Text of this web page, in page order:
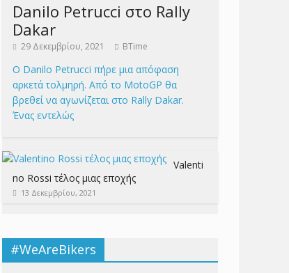
Danilo Petrucci στο Rally
Dakar
29 Δεκεμβρίου, 2021 BTime
Ο Danilo Petrucci πήρε μια απόφαση
αρκετά τολμηρή. Από το MotoGP θα
βρεθεί να αγωνίζεται στο Rally Dakar.
Ένας εντελώς
Valenti
no Rossi τέλος μιας εποχής
13 Δεκεμβρίου, 2021
#WeAreBikers